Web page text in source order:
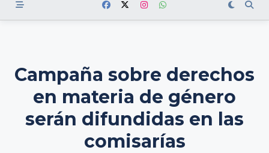
Campaña sobre derechos
en materia de género
serán difundidas en las
comisarías